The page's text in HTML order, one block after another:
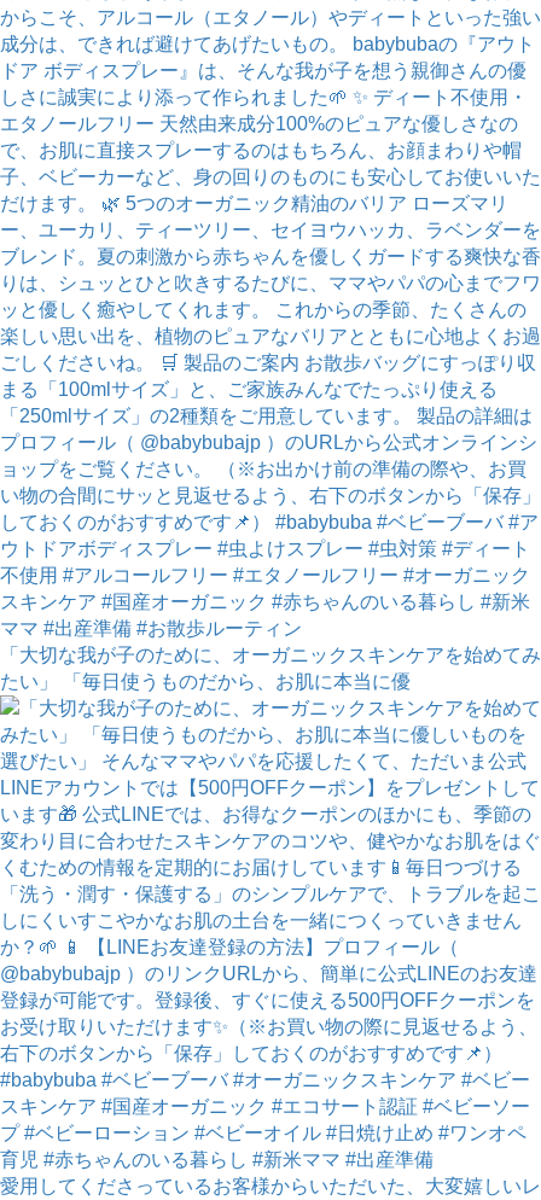
「大切な我が子のために、オーガニックスキンケアを始めてみ
たい」 「毎日使うものだから、お肌に本当に優
愛用してくださっているお客様からいただいた、大変嬉しいレ